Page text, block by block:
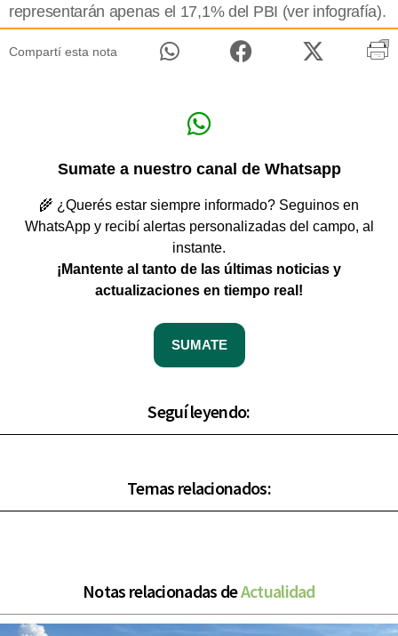
representarán apenas el 17,1% del PBI (ver infografía).
Compartí esta nota
Sumate a nuestro canal de Whatsapp
🌾 ¿Querés estar siempre informado? Seguinos en
WhatsApp y recibí alertas personalizadas del campo, al
instante.
¡Mantente al tanto de las últimas noticias y
actualizaciones en tiempo real!
SUMATE
Seguí leyendo:
Temas relacionados:
Notas relacionadas deActualidad